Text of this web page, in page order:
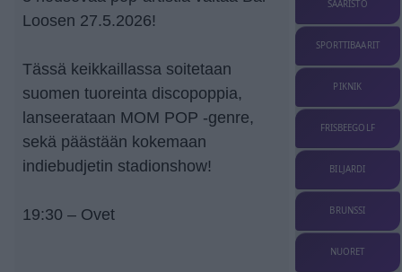
Loosen 27.5.2026!
Tässä keikkaillassa soitetaan
suomen tuoreinta discopoppia,
lanseerataan MOM POP -genre,
sekä päästään kokemaan
indiebudjetin stadionshow!
19:30 – Ovet
SAARISTO
SPORTTIBAARIT
PIKNIK
FRISBEEGOLF
BILJARDI
BRUNSSI
NUORET